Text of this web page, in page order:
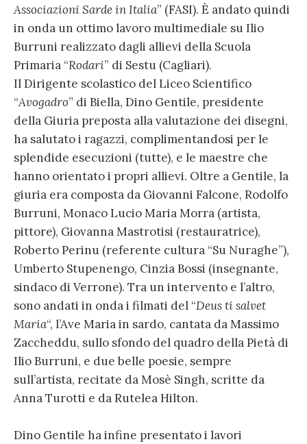
Associazioni Sarde in Italia” (FASI). È andato quindi
in onda un ottimo lavoro multimediale su Ilio
Burruni realizzato dagli allievi della Scuola
Primaria “Rodari” di Sestu (Cagliari).
Il Dirigente scolastico del Liceo Scientifico
“Avogadro” di Biella, Dino Gentile, presidente
della Giuria preposta alla valutazione dei disegni,
ha salutato i ragazzi, complimentandosi per le
splendide esecuzioni (tutte), e le maestre che
hanno orientato i propri allievi. Oltre a Gentile, la
giuria era composta da Giovanni Falcone, Rodolfo
Burruni, Monaco Lucio Maria Morra (artista,
pittore), Giovanna Mastrotisi (restauratrice),
Roberto Perinu (referente cultura “Su Nuraghe”),
Umberto Stupenengo, Cinzia Bossi (insegnante,
sindaco di Verrone). Tra un intervento e l’altro,
sono andati in onda i filmati del “Deus ti salvet
Maria“, l’Ave Maria in sardo, cantata da Massimo
Zaccheddu, sullo sfondo del quadro della Pietà di
Ilio Burruni, e due belle poesie, sempre
sull’artista, recitate da Mosè Singh, scritte da
Anna Turotti e da Rutelea Hilton.
Dino Gentile ha infine presentato i lavori